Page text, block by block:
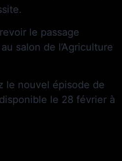
le passage
salon de l’Agriculture
le nouvel épisode de
le 28 février à